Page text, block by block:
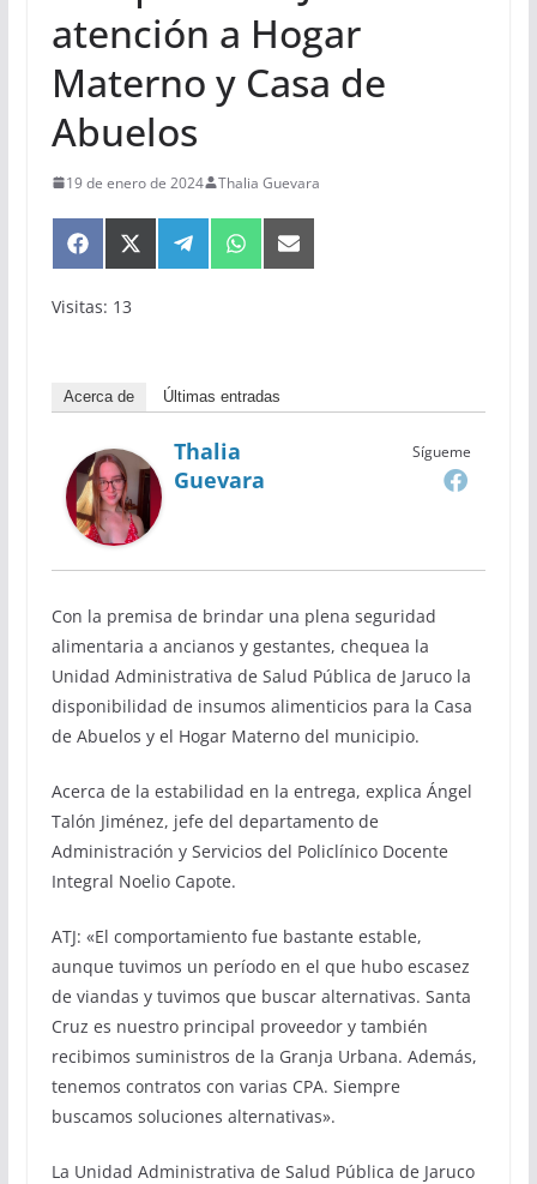
atención a Hogar
Materno y Casa de
Abuelos
19 de enero de 2024 Thalia Guevara
Compartir
en
Compartir
en
(Twitter)
Compartir
en
Compartir
en
Compartir
en
Visitas: 13
Acerca de Últimas entradas
Sígueme
Thalia
Guevara
Con la premisa de brindar una plena seguridad
alimentaria a ancianos y gestantes, chequea la
Unidad Administrativa de Salud Pública de Jaruco la
disponibilidad de insumos alimenticios para la Casa
de Abuelos y el Hogar Materno del municipio.
Acerca de la estabilidad en la entrega, explica Ángel
Talón Jiménez, jefe del departamento de
Administración y Servicios del Policlínico Docente
Integral Noelio Capote.
ATJ: «El comportamiento fue bastante estable,
aunque tuvimos un período en el que hubo escasez
de viandas y tuvimos que buscar alternativas. Santa
Cruz es nuestro principal proveedor y también
recibimos suministros de la Granja Urbana. Además,
tenemos contratos con varias CPA. Siempre
buscamos soluciones alternativas».
La Unidad Administrativa de Salud Pública de Jaruco